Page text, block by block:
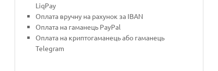
LiqPay
Оплата вручну на рахунок за IBAN
Оплата на гаманець PayPal
Оплата на криптогаманець або гаманець
Telegram